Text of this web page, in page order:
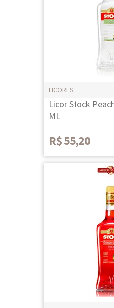
LICORES
Licor Stock
ML
R$ 55,20